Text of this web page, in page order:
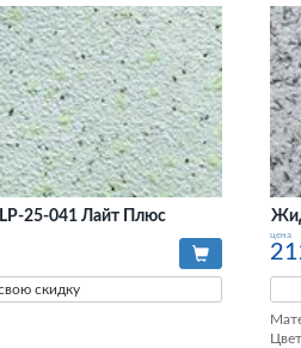
25-041 Лайт Плюс
скидку
цена